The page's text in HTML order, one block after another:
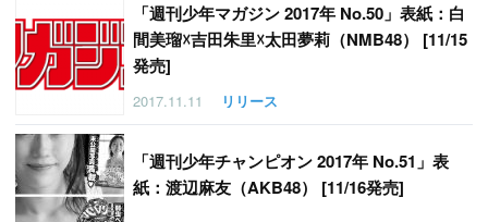
「週刊少年マガジン 2017年 No.50」表紙：白
間美瑠☓吉田朱里☓太田夢莉（NMB48） [11/15
発売]
2017.11.11 リリース
「週刊少年チャンピオン 2017年 No.51」表
紙：渡辺麻友（AKB48） [11/16発売]